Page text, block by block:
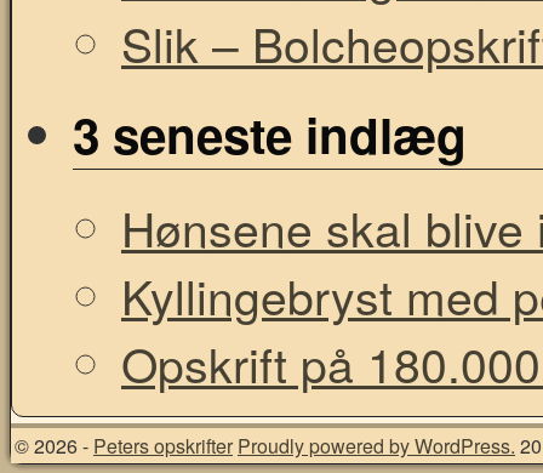
Slik –
3 seneste indlæg
Hønsene skal
Kyllingebryst med
Opskrift på
© 2026 - Peters opskrifter Proudly powered by WordPress.